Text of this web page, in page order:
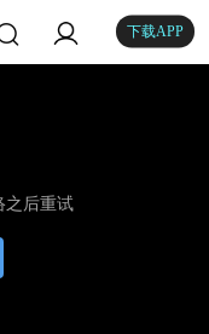
下载APP
之后重试